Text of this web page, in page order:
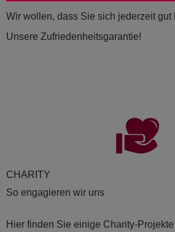
Wir wollen, dass Sie sich jederzeit gut
Unsere Zufriedenheitsgarantie!
CHA­RI­TY
So engagieren wir uns
Hier finden Sie einige Charity-